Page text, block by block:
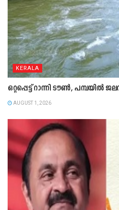
KERALA
ഒറ്റപ്പെട്ട് റാന്നി ടൗൺ, പമ്പയിൽ
AUGUST 1, 2026